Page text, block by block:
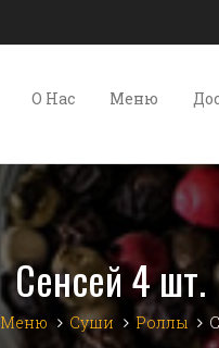
О Нас Меню
Сенсей 4 шт.
Меню Суши Роллы